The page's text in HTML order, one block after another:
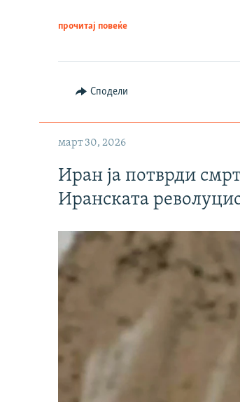
прочитај повеќе
Сподели
март 30, 2026
Иран ја потврди
Иранската